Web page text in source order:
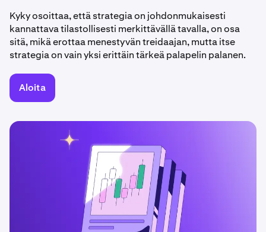
Kyky osoittaa, että strategia on johdonmukaisesti
kannattava tilastollisesti merkittävällä tavalla, on osa
sitä, mikä erottaa menestyvän treidaajan, mutta itse
strategia on vain yksi erittäin tärkeä palapelin palanen.
Aloita